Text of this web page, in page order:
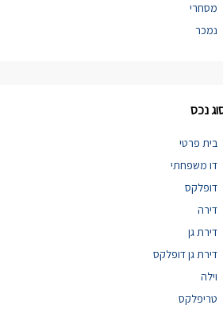
מסחרי
נמכר
נכס
בית פרטי
דו משפחתי
דופלקס
דירה
דירת גן
דירת גן דופלקס
וילה
טריפלקס